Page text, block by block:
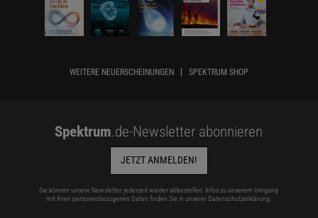
WEITERE NEUERSCHEINUNGEN SPEKTRUM SHOP
Spektrum.de-Newsletter abonnieren
JETZT ANMELDEN!
Sie können unsere Newsletter jederzeit wieder abbestellen. Infos zu unserem Umgang
mit Ihren personenbezogenen Daten finden Sie in unserer Datenschutzerklärung.